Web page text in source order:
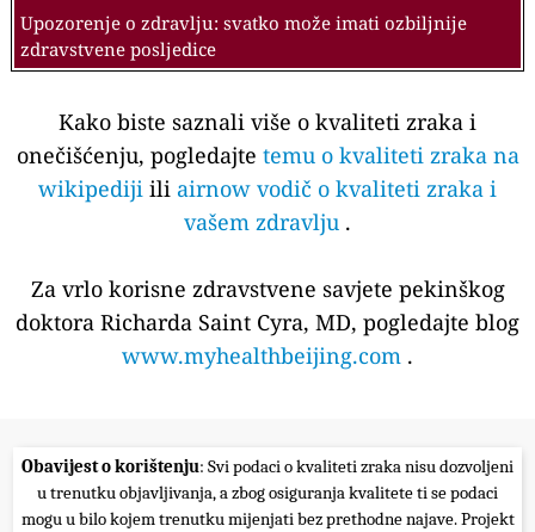
Upozorenje o zdravlju: svatko može imati ozbiljnije
zdravstvene posljedice
Kako biste saznali više o kvaliteti zraka i
onečišćenju, pogledajte temu o kvaliteti zraka na
wikipediji ili airnow vodič o kvaliteti zraka i
vašem zdravlju .
Za vrlo korisne zdravstvene savjete pekinškog
doktora Richarda Saint Cyra, MD, pogledajte blog
www.myhealthbeijing.com .
Obavijest o korištenju: Svi podaci o kvaliteti zraka nisu dozvoljeni
u trenutku objavljivanja, a zbog osiguranja kvalitete ti se podaci
mogu u bilo kojem trenutku mijenjati bez prethodne najave. Projekt